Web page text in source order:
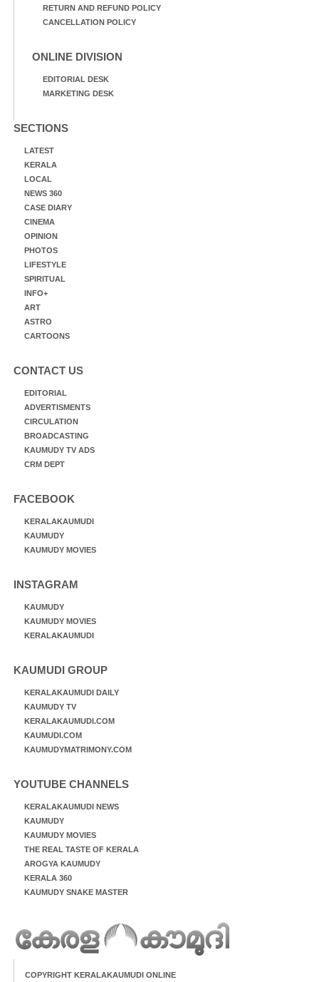
RETURN AND REFUND POLICY
CANCELLATION POLICY
ONLINE DIVISION
EDITORIAL DESK
MARKETING DESK
SECTIONS
LATEST
KERALA
LOCAL
NEWS 360
CASE DIARY
CINEMA
OPINION
PHOTOS
LIFESTYLE
SPIRITUAL
INFO+
ART
ASTRO
CARTOONS
CONTACT US
EDITORIAL
ADVERTISMENTS
CIRCULATION
BROADCASTING
KAUMUDY TV ADS
CRM DEPT
FACEBOOK
KERALAKAUMUDI
KAUMUDY
KAUMUDY MOVIES
INSTAGRAM
KAUMUDY
KAUMUDY MOVIES
KERALAKAUMUDI
KAUMUDI GROUP
KERALAKAUMUDI DAILY
KAUMUDY TV
KERALAKAUMUDI.COM
KAUMUDI.COM
KAUMUDYMATRIMONY.COM
YOUTUBE CHANNELS
KERALAKAUMUDI NEWS
KAUMUDY
KAUMUDY MOVIES
THE REAL TASTE OF KERALA
AROGYA KAUMUDY
KERALA 360
KAUMUDY SNAKE MASTER
COPYRIGHT KERALAKAUMUDI ONLINE